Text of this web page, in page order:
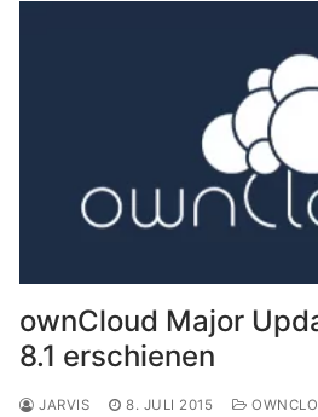
ownCloud Major
8.1 erschienen
JARVIS 8. JULI 2015